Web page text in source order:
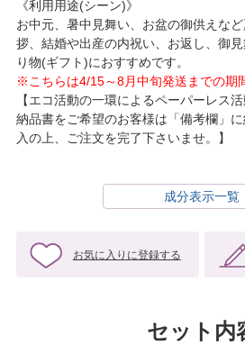
《利用用途(シーン)》
お中元、暑中見舞い、お盆の御供えな
拶、結婚や出産の内祝い、お返し、御
り物(ギフト)におすすめです。
※こちらは4/15～8月中旬発送までの期
【エコ活動の一環によるペーパーレス
納品書をご希望のお客様は「備考欄」
入の上、ご注文を完了下さいませ。】
成分表示一覧
お気に入りに登録する
セット内